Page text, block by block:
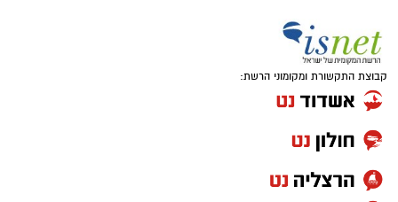
קבוצת התקשורת ומקומוני הרשת: